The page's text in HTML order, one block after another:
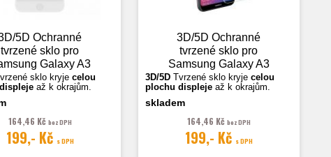
5D Ochranné
tvrzené sklo pro
Galaxy A3
(A320), bílá
sklo kryje celou
až k okrajům.
jsou ilustrační.
164,46 Kč bez DPH
199,- Kč s DPH
3D/5D Ochranné
tvrzené sklo pro
Samsung Galaxy A3
2017 (A320),
transparentní
3D/5DTvrzené sklo kryje celou
plochu displeje až k okrajům.
Fotografie jsou ilustrační.
skladem
164,46 Kč bez DPH
199,- Kč s DPH